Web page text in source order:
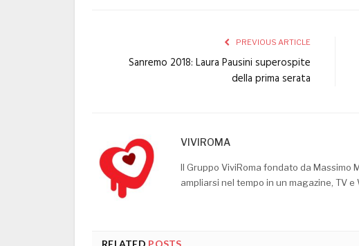
PREVIOUS ARTICLE
Sanremo 2018: Laura Pausini superospite
della prima serata
VIVIROMA
Il Gruppo ViviRoma fondato da Massimo
ampliarsi nel tempo in un magazine, TV e
RELATED POSTS